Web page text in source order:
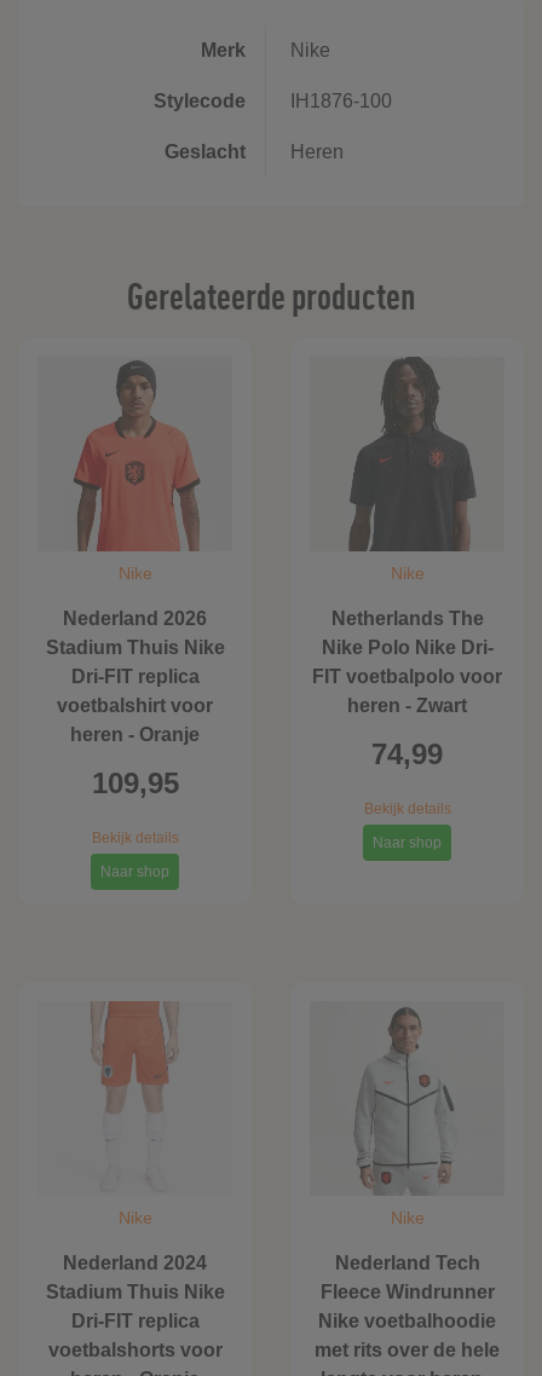
Merk Nike
Stylecode IH1876-100
Geslacht Heren
Gerelateerde producten
Nike
Nederland 2026
Stadium Thuis Nike
Dri-FIT replica
voetbalshirt voor
heren - Oranje
109,95
Bekijk details
Naar shop
Nike
Netherlands The
Nike Polo Nike Dri-
FIT voetbalpolo voor
heren - Zwart
74,99
Bekijk details
Naar shop
Nike
Nederland 2024
Stadium Thuis Nike
Dri-FIT replica
voetbalshorts voor
Nike
Nederland Tech
Fleece Windrunner
Nike voetbalhoodie
met rits over de hele